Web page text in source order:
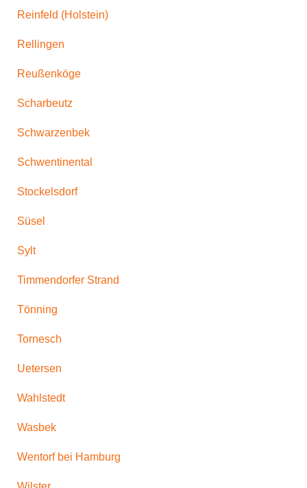
Reinfeld (Holstein)
Rellingen
Reußenköge
Scharbeutz
Schwarzenbek
Schwentinental
Stockelsdorf
Süsel
Sylt
Timmendorfer Strand
Tönning
Tornesch
Uetersen
Wahlstedt
Wasbek
Wentorf bei Hamburg